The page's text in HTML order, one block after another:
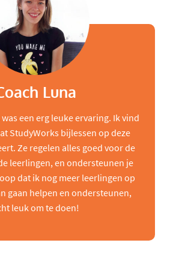
Luna
een erg leuke ervaring. Ik vind
StudyWorks bijlessen op deze
Ze regelen alles goed voor de
leerlingen, en ondersteunen je
dat ik nog meer leerlingen op
gaan helpen en ondersteunen,
leuk om te doen!